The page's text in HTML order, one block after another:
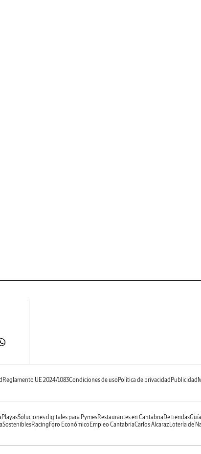
Reglamento UE 2024/1083Condiciones de uso Política de privacidad Publicidad
PlayasSoluciones digitales para PymesRestaurantes en Cantabria De tiendas
SosteniblesRacing Foro Económico Empleo CantabriaCarlos AlcarazLotería de